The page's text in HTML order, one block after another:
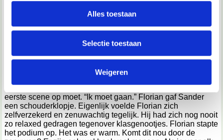
en om ons websiteverkeer te analyseren. Ook delen we
informatie over jouw gebruik van onze site met onze
partners kunnen deze gegevens combineren met andere
informatie die je aan ze hebt verstrekt of die ze hebben
verzameld op basis van jouw gebruik van hun services.
We werken samen met 67 derdendie uw gegevens
kunnen ontvangen en verwerken.
Alles toestaan
Selectie toestaan
Weigeren
stootte Florian aan. Florian glimlachte. Florian lachte altijd,
zelfs als hij pijn had. Hij zei altijd dat lachen gezond is.
Florian moest nu eventjes niet meer lachen. Hij had namelijk
de hoofdrol in de musical. Hij was heel erg zenuwachtig. Hij
minuten was de meester eindelijk klaar met zijn preek. “Dat
werd tijd.” Zei Florian tegen Sander. “Hehe, misschien komt
er na de musical ook nog wel een preek, zoals elk jaar…”
Florian zuchtte. “Nee toch?” Juf Eline riep iedereen die de
eerste scene op moet. “Ik moet gaan.” Florian gaf Sander
een schouderklopje. Eigenlijk voelde Florian zich
zelfverzekerd en zenuwachtig tegelijk. Hij had zich nog nooit
zo relaxed gedragen tegenover klasgenootjes. Florian stapte
het podium op. Het was er warm. Komt dit nou door de